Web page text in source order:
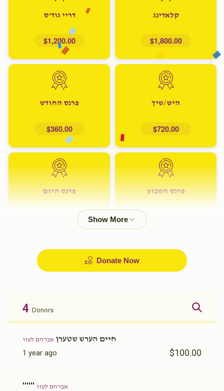
קלאדינג
$1,800.00
דריי גוד'ס
$1,200.00
היט/שיך
$720.00
פרנס החודש
$360.00
פרנס השבוע פרנס היום
Donate Now
4 Donors
חיים הערש שטערן אברהם לעוו
1 year ago $100.00
'''''' אברהם לעוו